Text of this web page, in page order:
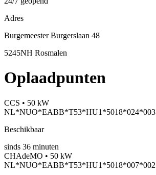
Adres
Burgemeester Burgerslaan 48
5245NH Rosmalen
Oplaadpunten
CCS • 50 kW
NL*NUO*EABB*T53*HU1*5018*024*003
Beschikbaar
sinds 36 minuten
CHAdeMO • 50 kW
NL*NUO*EABB*T53*HU1*5018*007*002